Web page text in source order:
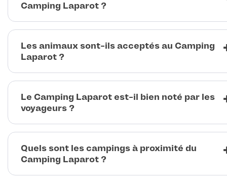
Camping Laparot ?
Les animaux sont-ils acceptés au Camping
Laparot ?
Le Camping Laparot est-il bien noté par les
voyageurs ?
Quels sont les campings à proximité du
Camping Laparot ?